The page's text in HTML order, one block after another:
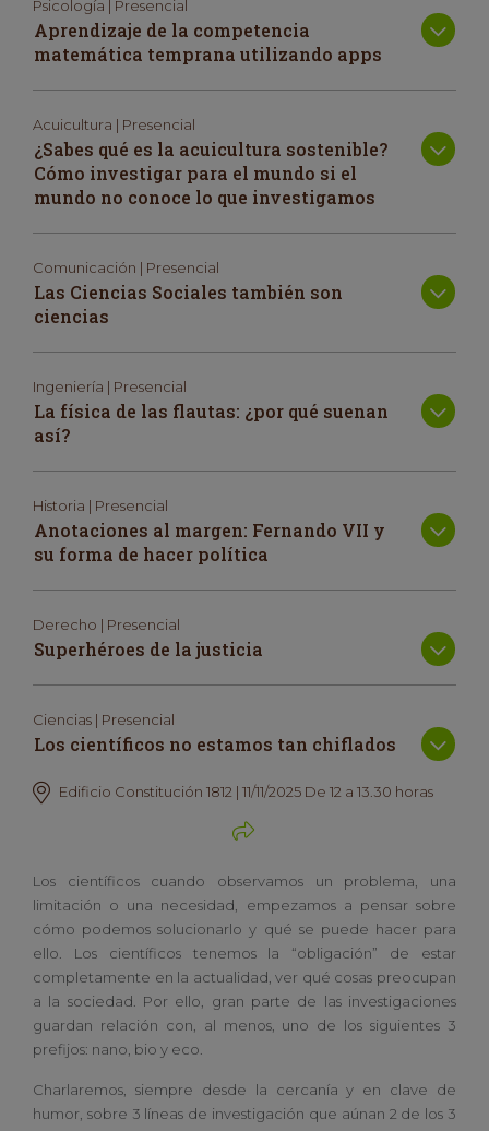
Psicología | Presencial
Aprendizaje de la competencia
matemática temprana utilizando apps
Acuicultura | Presencial
¿Sabes qué es la acuicultura sostenible?
Cómo investigar para el mundo si el
mundo no conoce lo que investigamos
Comunicación | Presencial
Las Ciencias Sociales también son
ciencias
Ingeniería | Presencial
La física de las flautas: ¿por qué suenan
así?
Historia | Presencial
Anotaciones al margen: Fernando VII y
su forma de hacer política
Derecho | Presencial
Superhéroes de la justicia
Ciencias | Presencial
Los científicos no estamos tan chiflados
Edificio Constitución 1812 | 11/11/2025 De 12 a 13.30 horas
Los científicos cuando observamos un problema, una
limitación o una necesidad, empezamos a pensar sobre
cómo podemos solucionarlo y qué se puede hacer para
ello. Los científicos tenemos la “obligación” de estar
completamente en la actualidad, ver qué cosas preocupan
a la sociedad. Por ello, gran parte de las investigaciones
guardan relación con, al menos, uno de los siguientes 3
prefijos: nano, bio y eco.
Charlaremos, siempre desde la cercanía y en clave de
humor, sobre 3 líneas de investigación que aúnan 2 de los 3